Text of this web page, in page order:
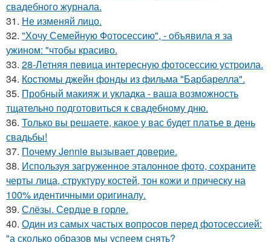
свадебного журнала.
31. Не изменяй лицо.
32. "Хочу Семейную Фотосессию", - объявила я за
ужином: "чтобы красиво.
33. 28-Летняя певица интересную фотосессию устроила.
34. Костюмы джейн фонды из фильма "Барбарелла".
35. Пробный макияж и укладка - ваша возможность
тщательно подготовиться к свадебному дню.
36. Только вы решаете, какое у вас будет платье в день
свадьбы!
37. Почему Jennie вызывает доверие.
38. Используя загруженное эталонное фото, сохраните
черты лица, структуру костей, тон кожи и прическу на
100% идентичными оригиналу.
39. Слёзы. Сердце в горле.
40. Один из самых частых вопросов перед фотосессией:
"а сколько образов мы успеем снять?